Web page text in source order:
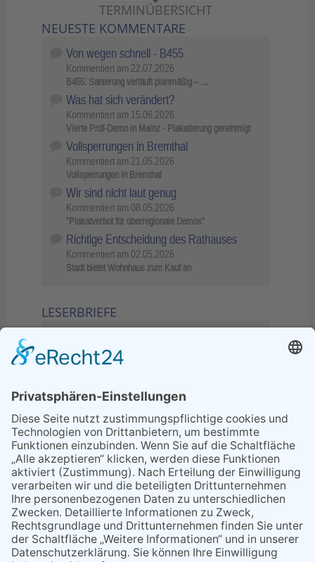
TERMINÜBERSICHT
NEUESTE KOMMENTARE
Von wegen schnell - B455
Kommentiert am 22.07.2026
B455: Sanierung verläuft planmäßig – …
Was hat sich verändert?
Kommentiert am 15.06.2026
Vierte Prüf-Demo in Mainz - Plakatierung genehmigt
Vollsperrungen in Bremthal
Kommentiert am 21.05.2026
Vollsperrungen in Bremthal
Wir sind nicht laut genug
Kommentiert am 08.05.2026
"Plakatverbot für überregionale Demos"
Richtige Entscheidung des Rathauses
Kommentiert am 02.05.2026
Stadt bietet Wohnhaus zum Kauf an
LESERBRIEFE
Sperrung B455: Kleiner
Grenzverkehr statt weite Wege
21.04.2026
Wenn Bahn-Computer nicht
miteinander kommunizieren
11.03.2026
"Plakatverbot für überregionale
Demos"
04.02.2026
Gelbe Tonne – Ein kleiner Blick
über den Tellerand
04.02.2026
Plastikersparnis durch Nutzung